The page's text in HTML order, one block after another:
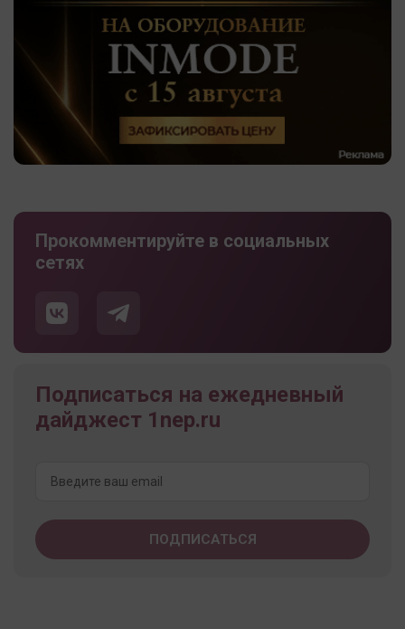
Прокомментируйте в социальных
сетях
Подписаться на ежедневный
дайджест 1nep.ru